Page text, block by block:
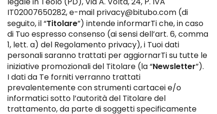
IT02007650282, e-mail privacy@bitubo.com (di
seguito, il “Titolare”) intende informarTi che, in caso
di Tuo espresso consenso (ai sensi dell’art. 6, comma
1, lett. a) del Regolamento privacy), i Tuoi dati
personali saranno trattati per aggiornarTi su tutte le
iniziative promozionali del Titolare (la “Newsletter”).
I dati da Te forniti verranno trattati
prevalentemente con strumenti cartacei e/o
informatici sotto l’autorità del Titolare del
trattamento, da parte di soggetti specificamente